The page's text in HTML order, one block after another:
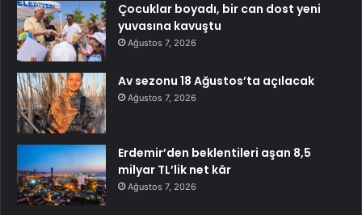
Çocuklar boyadı, bir can dost yeni
yuvasına kavuştu
Ağustos 7, 2026
Av sezonu 18 Ağustos’ta açılacak
Ağustos 7, 2026
Erdemir’den beklentileri aşan 8,5
milyar TL’lik net kâr
Ağustos 7, 2026